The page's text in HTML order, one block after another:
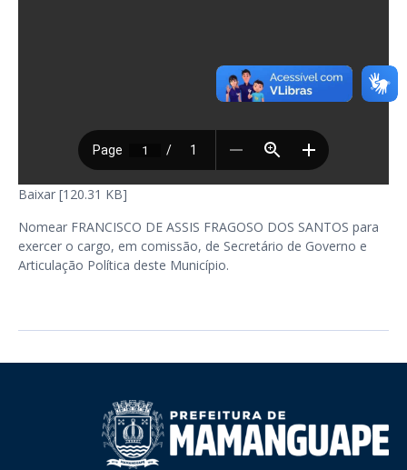
Baixar [120.31 KB]
Nomear FRANCISCO DE ASSIS FRAGOSO DOS SANTOS para
exercer o cargo, em comissão, de Secretário de Governo e
Articulação Política deste Município.